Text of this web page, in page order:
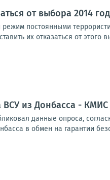
от выбора 2014
постоянными
их отказаться от этого
ВСУ из Донбасса - КМИС
данные опроса,
в обмен на гарантии